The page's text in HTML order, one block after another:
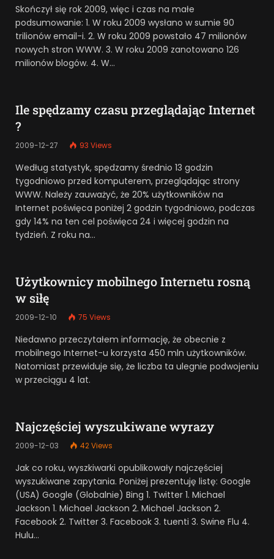
Skończył się rok 2009, więc i czas na małe
podsumowanie: 1. W roku 2009 wysłano w sumie 90
trilionów email-i. 2. W roku 2009 powstało 47 milionów
nowych stron WWW. 3. W roku 2009 zanotowano 126
milionów blogów. 4. W…
Ile spędzamy czasu przeglądając Internet
?
2009-12-27 93 Views
Według statystyk, spędzamy średnio 13 godzin
tygodniowo przed komputerem, przeglądając strony
WWW. Należy zauważyć, że 20% użytkowników na
Internet poświęca poniżej 2 godzin tygodniowo, podczas
gdy 14% na ten cel poświęca 24 i więcej godzin na
tydzień. Z roku na…
Użytkownicy mobilnego Internetu rosną
w siłę
2009-12-10 75 Views
Niedawno przeczytałem informację, że obecnie z
mobilnego Internet-u korzysta 450 mln użytkowników.
Natomiast przewiduje się, że liczba ta ulegnie podwojeniu
w przeciągu 4 lat.
Najczęściej wyszukiwane wyrazy
2009-12-03 42Views
Jak co roku, wyszkiwarki opublikowały najczęściej
wyszukiwane zapytania. Poniżej prezentuję listę: Google
(USA) Google (Globalnie) Bing 1. Twitter 1. Michael
Jackson 1. Michael Jackson 2. Michael Jackson 2.
Facebook 2. Twitter 3. Facebook 3. tuenti 3. Swine Flu 4.
Hulu…